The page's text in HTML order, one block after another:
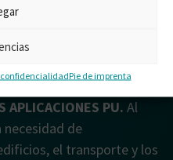
Pie de imprenta
NUESTRA
ENERGÉTICA ES LA
APLICACIONES PU. Al
de
el transporte y los